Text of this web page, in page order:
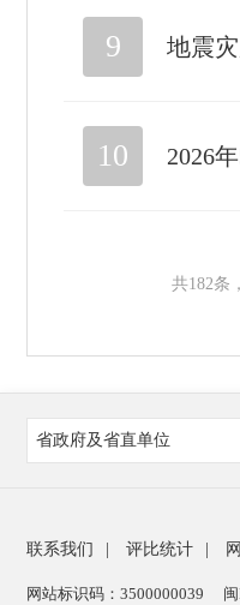
9 地震
10 2026
共182条
省政府及省直单位
联系我们 评比统计
网站标识码：3500000039